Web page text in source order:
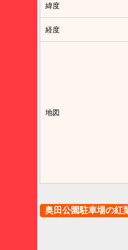
緯度
経度
地図
奥田公園駐車場の紅